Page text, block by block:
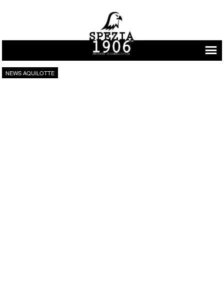
Vai al contenuto
NEWS AQUILOTTE